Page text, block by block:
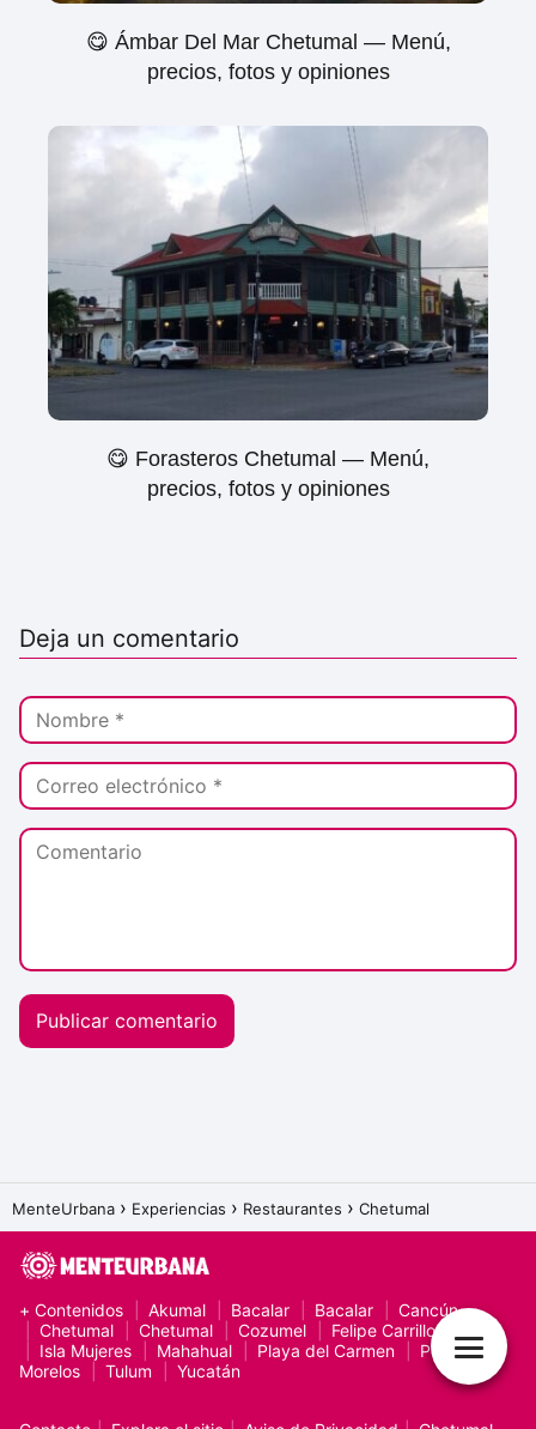
😋 Ámbar Del Mar Chetumal — Menú,
precios, fotos y opiniones
😋 Forasteros Chetumal — Menú,
precios, fotos y opiniones
Deja un comentario
MenteUrbana Experiencias Restaurantes Chetumal
+ Contenidos Akumal Bacalar Bacalar
Cancún
Chetumal
Chetumal Cozumel
Felipe Carrillo Puerto
Isla Mujeres
Mahahual Playa del Carmen
Puerto
Morelos
Tulum Yucatán